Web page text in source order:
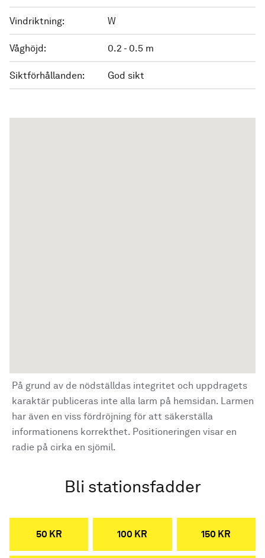
Vindriktning: W
Våghöjd: 0.2 - 0.5 m
Siktförhållanden: God sikt
På grund av de nödställdas integritet och uppdragets
karaktär publiceras inte alla larm på hemsidan. Larmen
har även en viss fördröjning för att säkerställa
informationens korrekthet. Positioneringen visar en
radie på cirka en sjömil.
Bli stationsfadder
50 KR 100 KR 150 KR